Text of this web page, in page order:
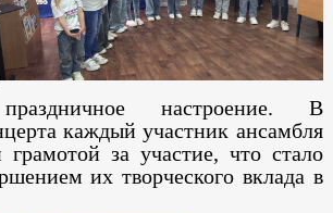
настроение. В
каждый участник ансамбля
за участие, что стало
их творческого вклада в